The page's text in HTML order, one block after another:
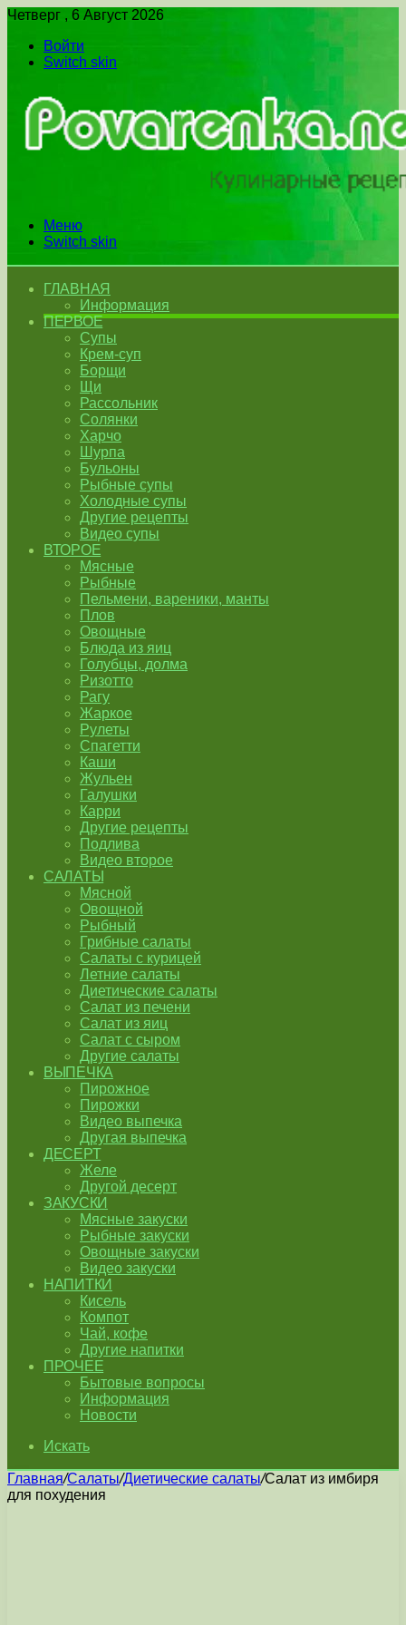
Четверг , 6 Август 2026
Войти
Switch skin
Меню
Switch skin
ГЛАВНАЯ
Информация
ПЕРВОЕ
Супы
Крем-суп
Борщи
Щи
Рассольник
Солянки
Харчо
Шурпа
Бульоны
Рыбные супы
Холодные супы
Другие рецепты
Видео супы
ВТОРОЕ
Мясные
Рыбные
Пельмени, вареники, манты
Плов
Овощные
Блюда из яиц
Голубцы, долма
Ризотто
Рагу
Жаркое
Рулеты
Спагетти
Каши
Жульен
Галушки
Карри
Другие рецепты
Подлива
Видео второе
САЛАТЫ
Мясной
Овощной
Рыбный
Грибные салаты
Салаты с курицей
Летние салаты
Диетические салаты
Салат из печени
Салат из яиц
Салат с сыром
Другие салаты
ВЫПЕЧКА
Пирожное
Пирожки
Видео выпечка
Другая выпечка
ДЕСЕРТ
Желе
Другой десерт
ЗАКУСКИ
Мясные закуски
Рыбные закуски
Овощные закуски
Видео закуски
НАПИТКИ
Кисель
Компот
Чай, кофе
Другие напитки
ПРОЧЕЕ
Бытовые вопросы
Информация
Новости
Искать
Главная/Салаты/Диетические салаты/Салат из имбиря
для похудения